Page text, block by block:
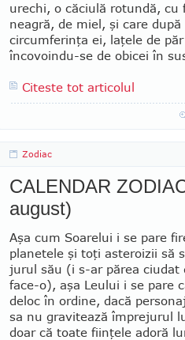
urechi, o căciulă rotundă,
neagră, de miel, şi care
circumferinţa ei, laţele de
încovoindu-se de obicei în
Citeste tot articolul
Zodiac
CALENDAR
august)
Aşa cum Soarelui i se pare
planetele şi toţi asteroizii să
jurul său (i s-ar părea ciudat
face-o), aşa Leului i se pare
deloc în ordine, dacă
sa nu gravitează împrejurul
doar că toate fiinţele adoră